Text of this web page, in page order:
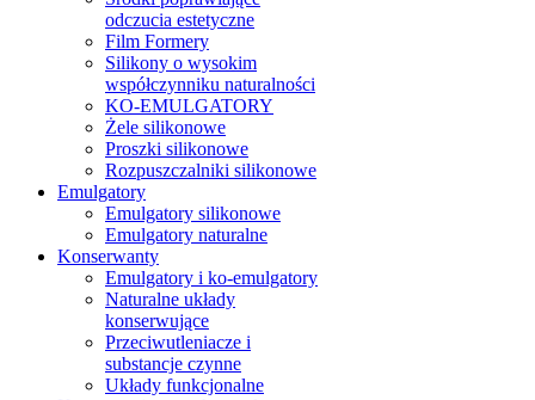
odczucia estetyczne
Film Formery
Silikony o wysokim
współczynniku naturalności
KO-EMULGATORY
Żele silikonowe
Proszki silikonowe
Rozpuszczalniki silikonowe
Emulgatory
Emulgatory silikonowe
Emulgatory naturalne
Konserwanty
Emulgatory i ko-emulgatory
Naturalne układy
konserwujące
Przeciwutleniacze i
substancje czynne
Układy funkcjonalne